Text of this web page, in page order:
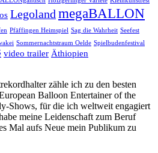
Legoland megaBALLON
Pfäffingen Heimspiel Sag die Wahrheit Seefest
Sommernachtstraum Oelde Spielbudenfestival
video trailer Äthiopien
zähle ich zu den besten
Balloon Entertainer of the
Shows, für die ich weltweit engagiert
meine Leidenschaft zum Beruf
Mal aufs Neue mein Publikum zu